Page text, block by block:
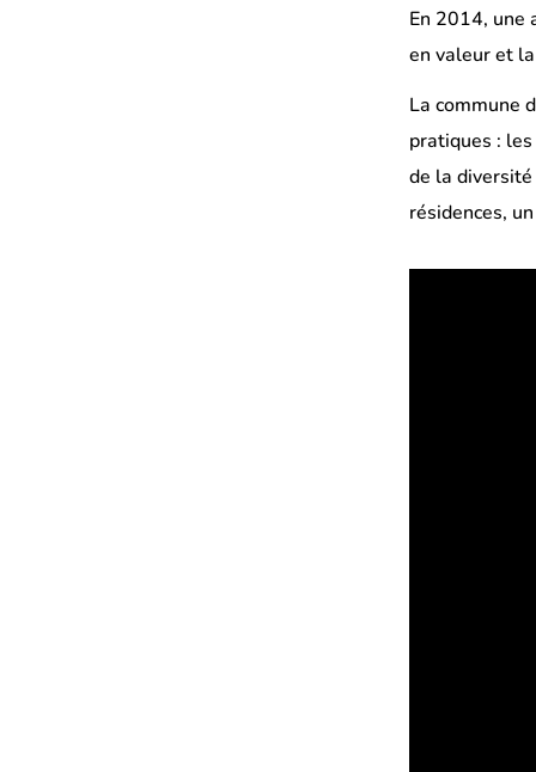
En 2014, une
en valeur et
La commune
pratiques : les
de la
résidences,